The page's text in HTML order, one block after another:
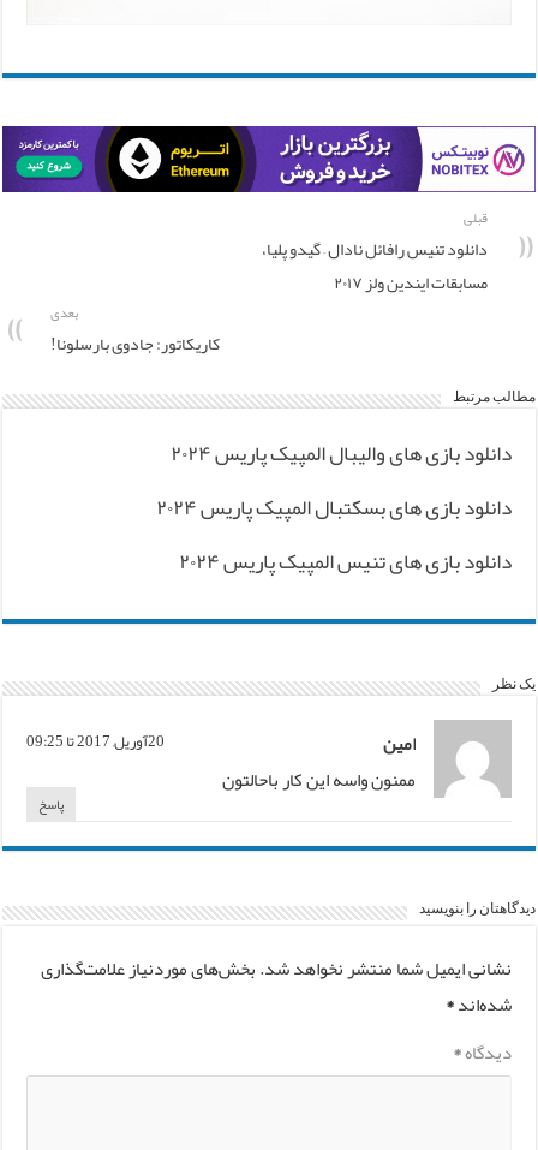
قبلی
دانلود تنیس رافائل نادال – گیدو پلیا،
مسابقات ایندین ولز ۲۰۱۷
بعدی
کاریکاتور: جادوی بارسلونا!
مطالب مرتبط
دانلود بازی های والیبال المپیک پاریس ۲۰۲۴
دانلود بازی های بسکتبال المپیک پاریس ۲۰۲۴
دانلود بازی های تنیس المپیک پاریس ۲۰۲۴
یک نظر
امین 20آوریل, 2017 تا 09:25
ممنون واسه این کار باحالتون
پاسخ
دیدگاهتان را بنویسید
نشانی ایمیل شما منتشر نخواهد شد.بخش‌های موردنیاز علامت‌گذاری
شده‌اند*
دیدگاه*